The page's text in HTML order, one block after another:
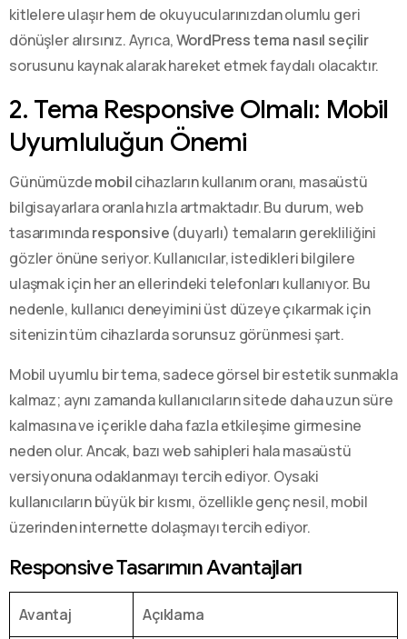
kitlelere ulaşır hem de okuyucularınızdan olumlu geri
dönüşler alırsınız. Ayrıca,WordPress tema nasıl seçilir
sorusunu kaynak alarak hareket etmek faydalı olacaktır.
2. Tema Responsive Olmalı: Mobil
Uyumluluğun Önemi
Günümüzdemobilcihazların kullanım oranı, masaüstü
bilgisayarlara oranla hızla artmaktadır. Bu durum, web
tasarımındaresponsive (duyarlı) temaların gerekliliğini
gözler önüne seriyor. Kullanıcılar, istedikleri bilgilere
ulaşmak için her an ellerindeki telefonları kullanıyor. Bu
nedenle, kullanıcı deneyimini üst düzeye çıkarmak için
sitenizin tüm cihazlarda sorunsuz görünmesi şart.
Mobil uyumlu bir tema, sadece görsel bir estetik sunmakla
kalmaz; aynı zamanda kullanıcıların sitede daha uzun süre
kalmasına ve içerikle daha fazla etkileşime girmesine
neden olur. Ancak, bazı web sahipleri hala masaüstü
versiyonuna odaklanmayı tercih ediyor. Oysaki
kullanıcıların büyük bir kısmı, özellikle genç nesil, mobil
üzerinden internette dolaşmayı tercih ediyor.
Responsive Tasarımın Avantajları
Avantaj Açıklama